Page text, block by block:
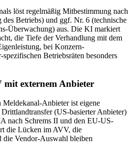
löst regelmäßig Mitbestimmung nach
Betriebs) und ggf. Nr. 6 (technische
Überwachung) aus. Die KI markiert
die Tiefe der Verhandlung mit dem
bei Konzern-
Betriebsräten besonders
externem Anbieter
Anbieter ist eigene
(US-basierter Anbieter)
nach Schrems II und den EU-US-
die Lücken im AVV, die
die Vendor-Auswahl bleiben